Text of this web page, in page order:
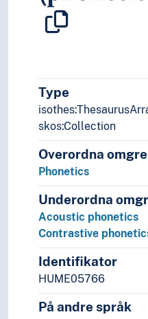
Type
skos:Collection
Overordna
Phonetics
Underordna
Acoustic phonetics
Contrastive
Identifikator
HUME05766
På andre språk